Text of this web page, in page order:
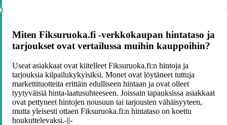
Miten Fiksuruoka.fi -verkkokaupan hintataso ja
tarjoukset ovat vertailussa muihin kauppoihin?
Useat asiakkaat ovat kiitelleet Fiksuruoka.fi:n hintoja ja
tarjouksia kilpailukykyisiksi. Monet ovat löytäneet tuttuja
markettituotteita erittäin edulliseen hintaan ja ovat olleet
tyytyväisiä hinta-laatusuhteeseen. Joissain tapauksissa asiakkaat
ovat pettyneet hintojen nousuun tai tarjousten vähäisyyteen,
mutta yleisesti ottaen Fiksuruoka.fi:n hintataso on koettu
houkuttelevaksi.-||-